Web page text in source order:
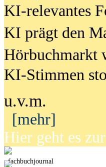
KI-relevantes
KI prägt den
Hörbuchmarkt
KI-Stimmen
u.v.m.
[mehr]
Hier geht es
fachbuchjournal